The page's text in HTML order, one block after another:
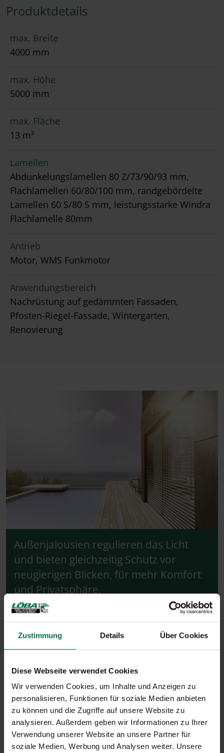
Zustimmung Details Über Cookies
Diese Webseite verwendet Cookies
Wir verwenden Cookies, um Inhalte und Anzeigen zu
personalisieren, Funktionen für soziale Medien anbieten
zu können und die Zugriffe auf unsere Website zu
analysieren. Außerdem geben wir Informationen zu Ihrer
Verwendung unserer Website an unsere Partner für
soziale Medien, Werbung und Analysen weiter. Unsere
Produktdetails
max. Breite
4000 mm
max. Höhe
5000 mm
max. Fläche
13 m²
Lamellen
Abdunkelungslamellen 80 Z/73/90/93 mm,
Flachlamellen 60/80/100 mm, randgebördelte
Lamellen 60 S/80 S mm, leistungsstarke Windra
Flachlamelle 80mm
Antrieb
Motor, WMS Funkmotor
Anwendungsbereich
Nachrüstung auf gedämmten Fassaden,
Pfosten-Riegel-Fassade, Wintergarten,
Renovierung
Außenjalousien regulieren das Licht
und bieten gleichzeitig Schutz vor
neugierigen Blicken, für mehr Komfort
und Privatsphäre.